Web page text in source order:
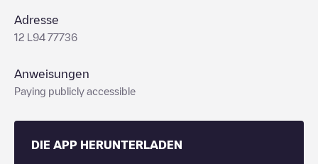
Adresse
12 L94 77736
Anweisungen
Paying publicly accessible
DIE APP HERUNTERLADEN